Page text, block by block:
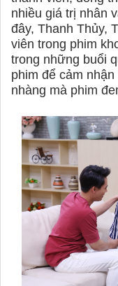
nhiều giá trị nhân
đây, Thanh Thủy,
viên trong phim
trong những buổi
phim để cảm
nhàng mà phim